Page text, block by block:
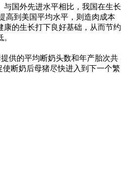
国外先进水平相比，我国在生长
高到美国平均水平，则造肉成本
的生长打下良好基础，从而节约
供的平均断奶头数和年产胎次共
断奶后母猪尽快进入到下一个繁